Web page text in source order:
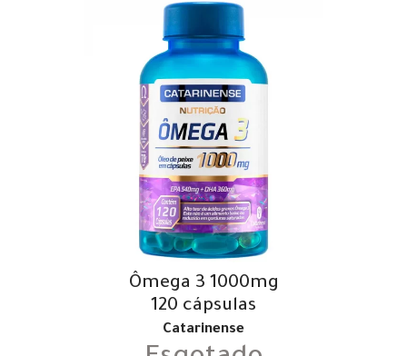
Ômega 3 1000mg
120 cápsulas
Catarinense